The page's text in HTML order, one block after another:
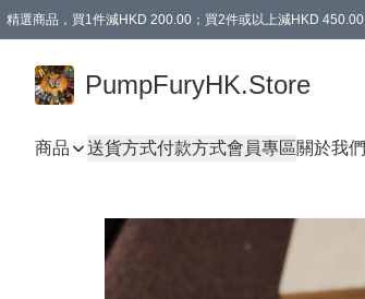
精選商品，買1件減HKD 200.00；買2件或以上減HKD 450.00
PumpFuryHK.Store
商品 送貨方式付款方式會員專區關於我們